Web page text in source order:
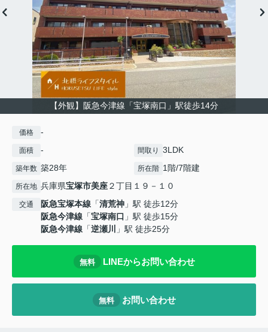
【外観】阪急今津線「宝塚南口」駅徒歩14分
価格 -
面積 - 間取り 3LDK
築年数 築28年 所在階 1階/7階建
所在地 兵庫県宝塚市美座２丁目１９－１０
交通 阪急宝塚本線 「清荒神 」駅 徒歩12分
阪急今津線 「宝塚南口 」駅 徒歩15分
阪急今津線 「逆瀬川 」駅 徒歩25分
無料 LINEからお問い合わせ
無料 お問い合わせ